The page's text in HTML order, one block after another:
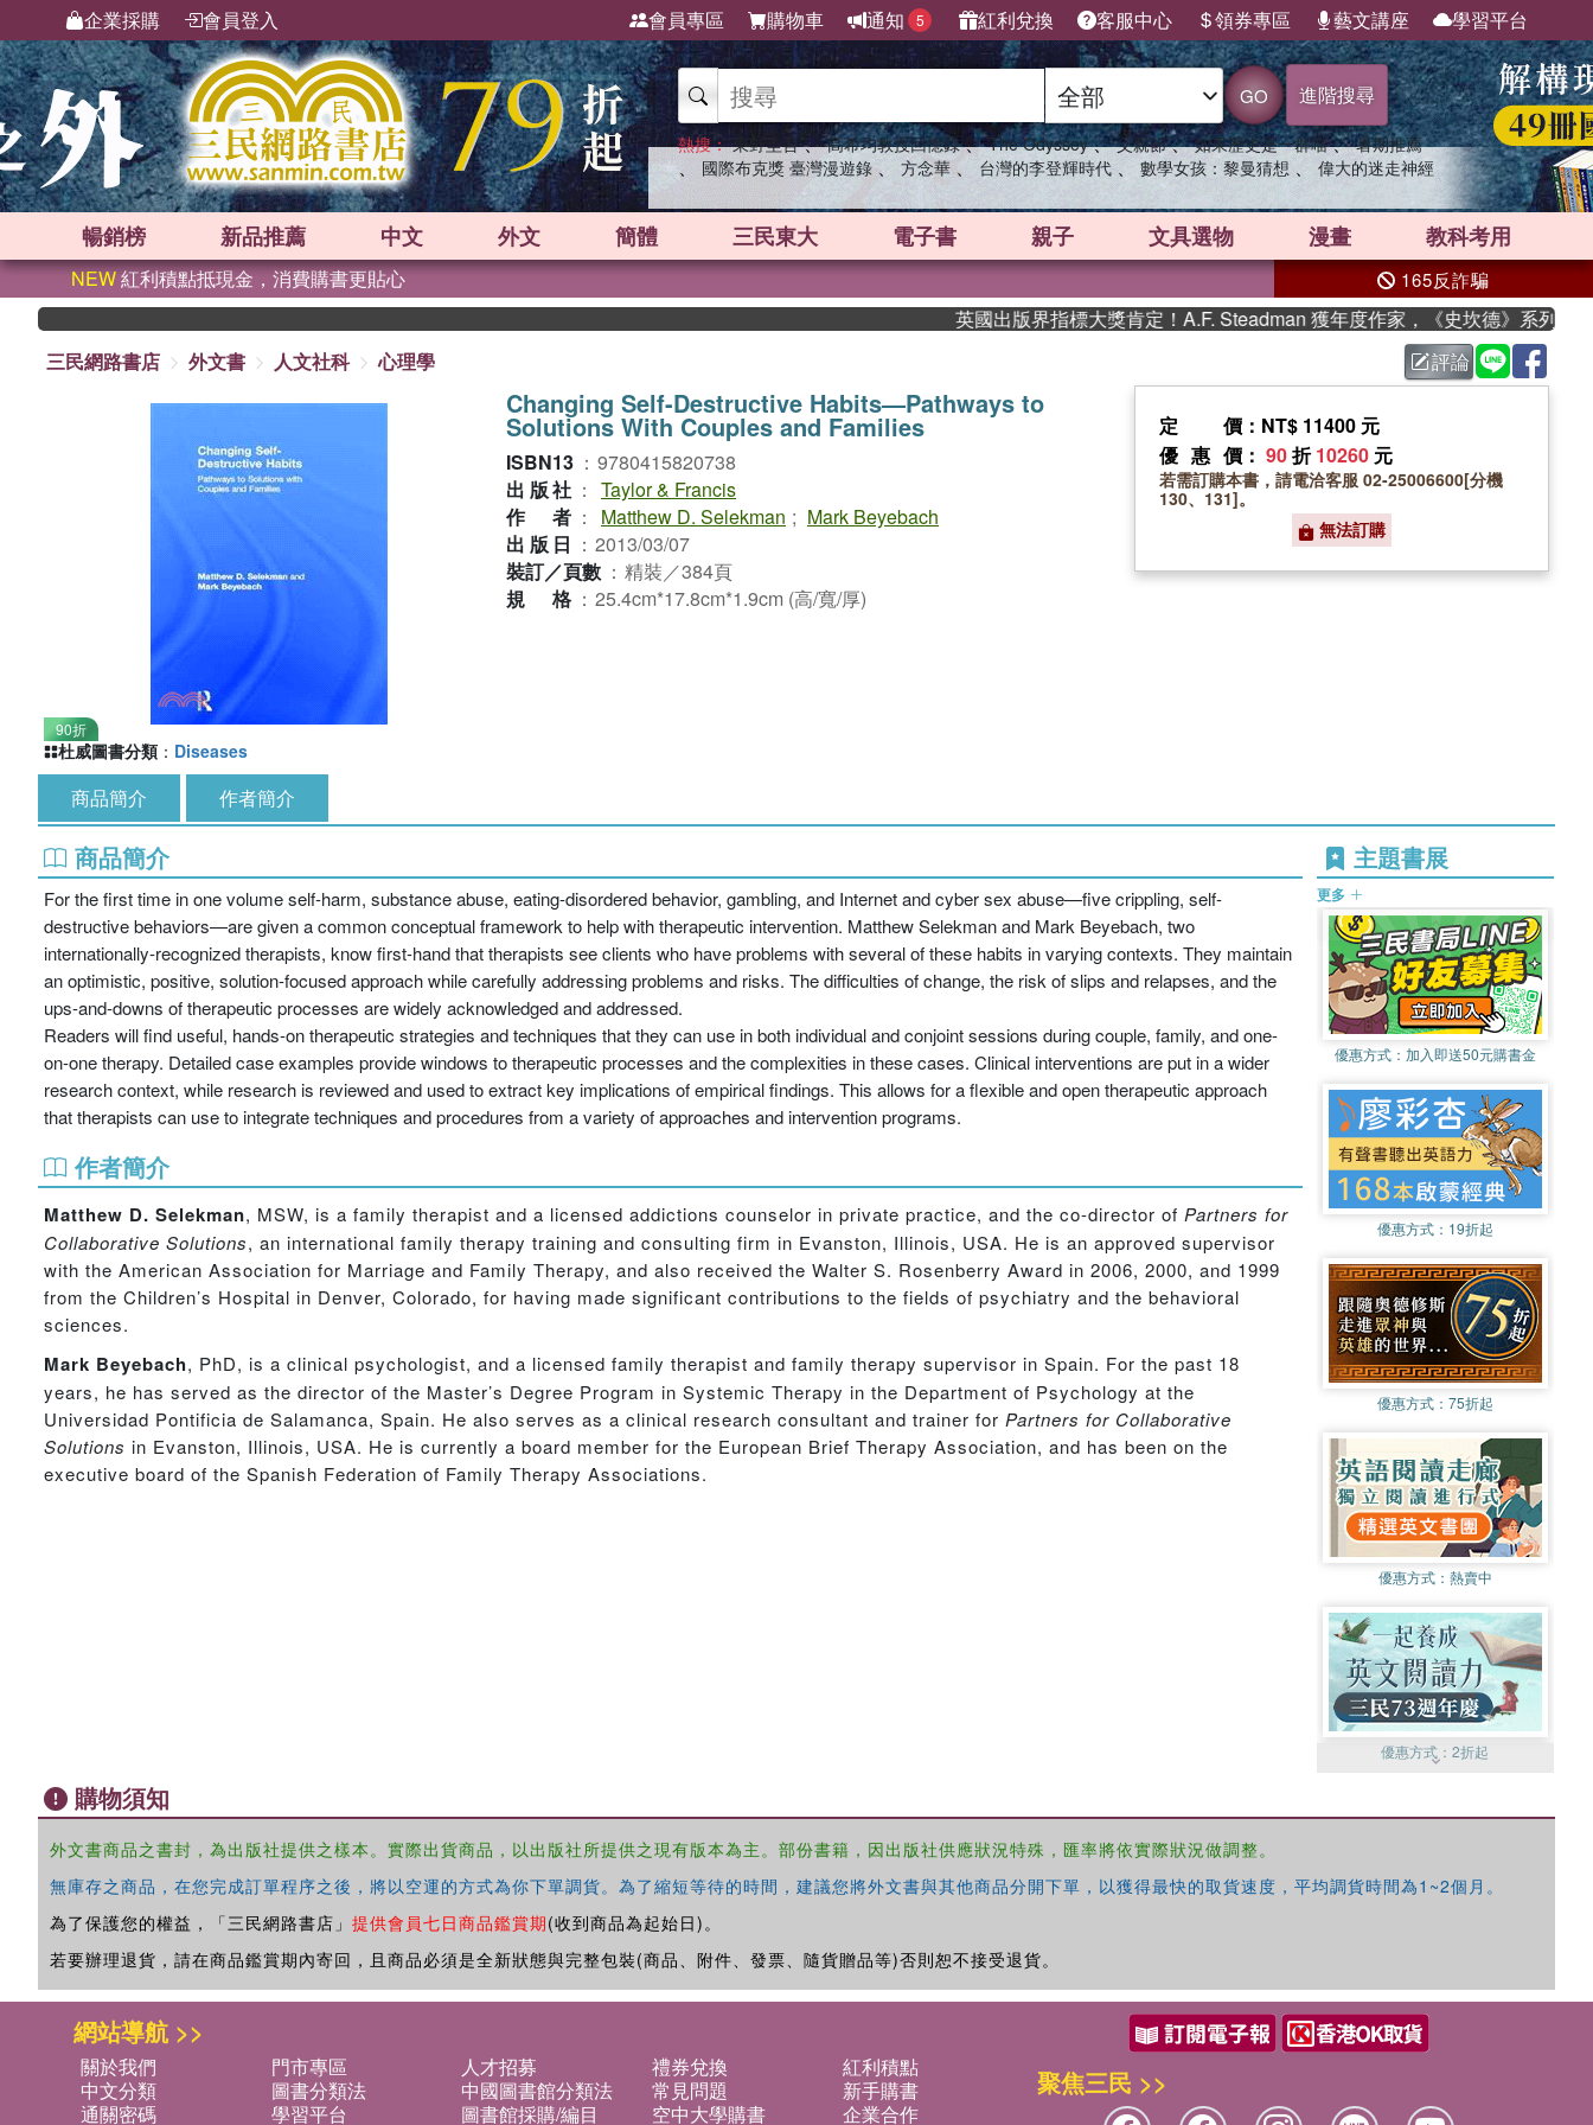
企業採購 會員登入 會員專區 購物車 通知 5 紅利兌換 客服中心 領券專區 藝文講座 學習平台
GO 進階搜尋
熱搜： 東野圭吾 、 高希均教授回憶錄 、 The Odyssey 、 父親節 、 如果歷史是一群喵 、 暑期推薦
、 國際布克獎 臺灣漫遊錄 、 方念華 、 台灣的李登輝時代 、 數學女孩：黎曼猜想 、 偉大的迷走神經
暢銷榜 新品推薦 中文 外文 簡體 三民東大 電子書 親子 文具選物 漫畫 教科考用
NEW紅利積點抵現金，消費購書更貼心 165反詐騙
英國出版界指標大獎肯定！A.F. Steadman 獲年度作家，《史坎德》系列帶你踏
三民網路書店
外文書 人文社科 心理學 評論
90折
Changing Self-Destructive Habits—Pathways to
Solutions With Couples and Families
ISBN13 ： 9780415820738
出版社 ： Taylor & Francis
作者 ： Matthew D. Selekman ; Mark Beyebach
出版日 ： 2013/03/07
裝訂／頁數 ： 精裝／384頁
規格 ： 25.4cm*17.8cm*1.9cm (高/寬/厚)
定價 ：NT$ 11400 元
優惠價 ： 90折10260 元
若需訂購本書，請電洽客服 02-25006600[分機
130、131]。
無法訂購
杜威圖書分類 ： Diseases
商品簡介 作者簡介
商品簡介
For the first time in one volume self-harm, substance abuse, eating-disordered behavior, gambling, and Internet and cyber sex abuse—five crippling, self-
destructive behaviors—are given a common conceptual framework to help with therapeutic intervention. Matthew Selekman and Mark Beyebach, two
internationally-recognized therapists, know first-hand that therapists see clients who have problems with several of these habits in varying contexts. They maintain
an optimistic, positive, solution-focused approach while carefully addressing problems and risks. The difficulties of change, the risk of slips and relapses, and the
ups-and-downs of therapeutic processes are widely acknowledged and addressed.
Readers will find useful, hands-on therapeutic strategies and techniques that they can use in both individual and conjoint sessions during couple, family, and one-
on-one therapy. Detailed case examples provide windows to therapeutic processes and the complexities in these cases. Clinical interventions are put in a wider
research context, while research is reviewed and used to extract key implications of empirical findings. This allows for a flexible and open therapeutic approach
that therapists can use to integrate techniques and procedures from a variety of approaches and intervention programs.
作者簡介
Matthew D. Selekman, MSW, is a family therapist and a licensed addictions counselor in private practice, and the co-director of Partners for
Collaborative Solutions, an international family therapy training and consulting firm in Evanston, Illinois, USA. He is an approved supervisor
with the American Association for Marriage and Family Therapy, and also received the Walter S. Rosenberry Award in 2006, 2000, and 1999
from the Children’s Hospital in Denver, Colorado, for having made significant contributions to the fields of psychiatry and the behavioral
sciences.
Mark Beyebach, PhD, is a clinical psychologist, and a licensed family therapist and family therapy supervisor in Spain. For the past 18
years, he has served as the director of the Master’s Degree Program in Systemic Therapy in the Department of Psychology at the
Universidad Pontificia de Salamanca, Spain. He also serves as a clinical research consultant and trainer for Partners for Collaborative
Solutions in Evanston, Illinois, USA. He is currently a board member for the European Brief Therapy Association, and has been on the
executive board of the Spanish Federation of Family Therapy Associations.
主題書展
更多
優惠方式： 加入即送50元購書金
優惠方式： 19折起
優惠方式： 75折起
優惠方式： 熱賣中
優惠方式：2折起
購物須知
外文書商品之書封，為出版社提供之樣本。實際出貨商品，以出版社所提供之現有版本為主。部份書籍，因出版社供應狀況特殊，匯率將依實際狀況做調整。
無庫存之商品，在您完成訂單程序之後，將以空運的方式為你下單調貨。為了縮短等待的時間，建議您將外文書與其他商品分開下單，以獲得最快的取貨速度，平均調貨時間為1~2個月。
為了保護您的權益，「三民網路書店」 提供會員七日商品鑑賞期(收到商品為起始日)。
若要辦理退貨，請在商品鑑賞期內寄回，且商品必須是全新狀態與完整包裝(商品、附件、發票、隨貨贈品等)否則恕不接受退貨。
網站導航 >>
關於我們 門市專區 人才招募 禮券兌換
紅利積點
中文分類
圖書分類法 中國圖書館分類法 常見問題
新手購書
通關密碼
學習平台 圖書館採購/編目 空中大學購書
企業合作
聚焦三民 >>